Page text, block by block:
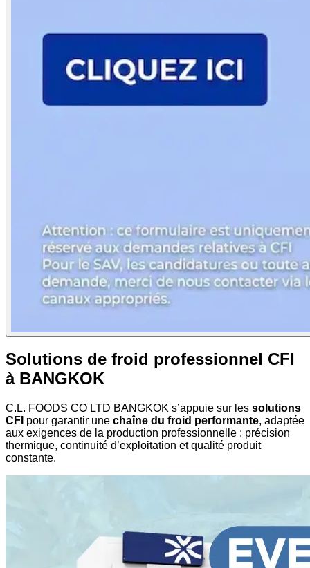
Solutions de froid professionnel CFI
à BANGKOK
C.L. FOODS CO LTD BANGKOK s’appuie sur les solutions
CFI pour garantir une chaîne du froid performante, adaptée
aux exigences de la production professionnelle : précision
thermique, continuité d’exploitation et qualité produit
constante.